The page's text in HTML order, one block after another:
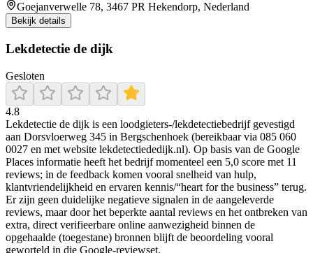
Goejanverwelle 78, 3467 PR Hekendorp, Nederland
Bekijk details
Lekdetectie de dijk
Gesloten
4.8
Lekdetectie de dijk is een loodgieters-/lekdetectiebedrijf gevestigd
aan Dorsvloerweg 345 in Bergschenhoek (bereikbaar via 085 060
0027 en met website lekdetectiededijk.nl). Op basis van de Google
Places informatie heeft het bedrijf momenteel een 5,0 score met 11
reviews; in de feedback komen vooral snelheid van hulp,
klantvriendelijkheid en ervaren kennis/“heart for the business” terug.
Er zijn geen duidelijke negatieve signalen in de aangeleverde
reviews, maar door het beperkte aantal reviews en het ontbreken van
extra, direct verifieerbare online aanwezigheid binnen de
opgehaalde (toegestane) bronnen blijft de beoordeling vooral
geworteld in die Google-reviewset.